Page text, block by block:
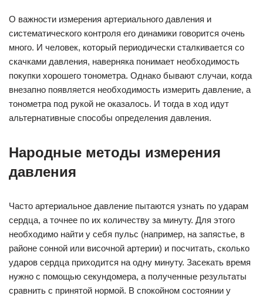
О важности измерения артериального давления и
систематического контроля его динамики говорится очень
много. И человек, который периодически сталкивается со
скачками давления, наверняка понимает необходимость
покупки хорошего тонометра. Однако бывают случаи, когда
внезапно появляется необходимость измерить давление, а
тонометра под рукой не оказалось. И тогда в ход идут
альтернативные способы определения давления.
Народные методы измерения
давления
Часто артериальное давление пытаются узнать по ударам
сердца, а точнее по их количеству за минуту. Для этого
необходимо найти у себя пульс (например, на запястье, в
районе сонной или височной артерии) и посчитать, сколько
ударов сердца приходится на одну минуту. Засекать время
нужно с помощью секундомера, а полученные результаты
сравнить с принятой нормой. В спокойном состоянии у